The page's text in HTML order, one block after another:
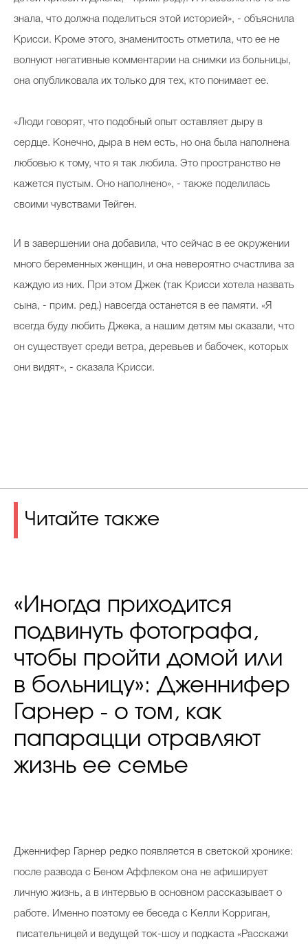
знала, что должна поделиться этой историей», - объяснила
Крисси. Кроме этого, знаменитость отметила, что ее не
волнуют негативные комментарии на снимки из больницы,
она опубликовала их только для тех, кто понимает ее.
«Люди говорят, что подобный опыт оставляет дыру в
сердце. Конечно, дыра в нем есть, но она была наполнена
любовью к тому, что я так любила. Это пространство не
кажется пустым. Оно наполнено», - также поделилась
своими чувствами Тейген.
И в завершении она добавила, что сейчас в ее окружении
много беременных женщин, и она невероятно счастлива за
каждую из них. При этом Джек (так Крисси хотела назвать
сына, - прим. ред.) навсегда останется в ее памяти. «Я
всегда буду любить Джека, а нашим детям мы сказали, что
он существует среди ветра, деревьев и бабочек, которых
они видят», - сказала Крисси.
Читайте также
«Иногда приходится
подвинуть фотографа,
чтобы пройти домой или
в больницу»: Дженнифер
Гарнер - о том, как
папарацци отравляют
жизнь ее семье
Дженнифер Гарнер редко появляется в светской хронике:
после развода с Беном Аффлеком она не афиширует
личную жизнь, а в интервью в основном рассказывает о
работе. Именно поэтому ее беседа с Келли Корриган,
писательницей и ведущей ток-шоу и подкаста «Расскажи